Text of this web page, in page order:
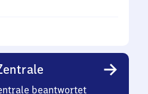
beantwortet